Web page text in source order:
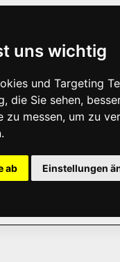
uns wichtig
und Targeting
die Sie sehen,
zu messen, um zu
ab Einstellungen